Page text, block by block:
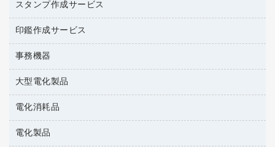
梱包用品
梱包用テープ
園芸用品
ペット用品
ソフトドリンク
コーヒーメーカー・備品
インスタントコーヒー
掃除用洗剤
洗濯用品
消臭・芳香剤
殺虫剤
飲食用消耗品
ゴム印作成サービス
ゴム印（一行印）作成サービス
ゴム印（フリーサイズ印）作成サービス
スタンプ作成サービス
シヤチハタスタンプ作成サービス
カウネットスタンプ作成サービス
印鑑作成サービス
印鑑作成サービス
事務機器
大型シュレッダー（共配）
レーザーポインター
ラミネートフィルム
ラミネータ
大型電化製品
冷蔵庫・キッチン・調理家電
テレビ・ＡＶ機器
電化消耗品
電球・蛍光灯
電化製品